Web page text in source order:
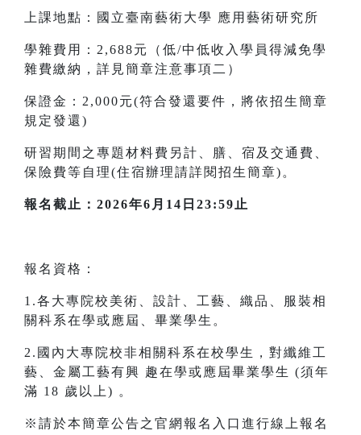
上課地點：國立臺南藝術大學 應用藝術研究所
學雜費用：2,688元（低/中低收入學員得減免學
雜費繳納，詳見簡章注意事項二）
保證金：2,000元(符合發還要件，將依招生簡章
規定發還)
研習期間之專題材料費另計、膳、宿及交通費、
保險費等自理(住宿辦理請詳閱招生簡章)。
報名截止：2026年6月14日23:59止
報名資格：
1.各大專院校美術、設計、工藝、織品、服裝相
關科系在學或應屆、畢業學生。
2.國內大專院校非相關科系在校學生，對纖維工
藝、金屬工藝有興 趣在學或應屆畢業學生 (須年
滿 18 歲以上) 。
※請於本簡章公告之官網報名入口進行線上報名